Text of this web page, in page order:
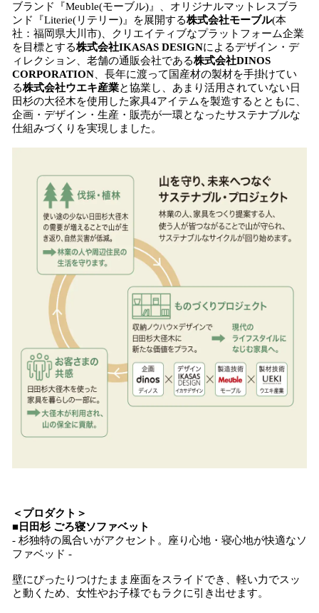
ブランド『Meuble(モーブル)』、オリジナルマットレスブラ
ンド『Literie(リテリー)』を展開する株式会社モーブル(本
社：福岡県大川市)、クリエイティブなプラットフォーム企業
を目標とする株式会社IKASAS DESIGNによるデザイン・デ
ィレクション、老舗の通販会社である株式会社DINOS
CORPORATION 、長年に渡って国産材の製材を手掛けてい
る株式会社ウエキ産業と協業し、あまり活用されていない日
田杉の大径木を使用した家具4アイテムを製造するとともに、
企画・デザイン・生産・販売が一環となったサステナブルな
仕組みづくりを実現しました。
＜プロダクト＞
■日田杉 ごろ寝ソファベット
- 杉独特の風合いがアクセント。座り心地・寝心地が快適なソ
ファベッド -
壁にぴったりつけたまま座面をスライドでき、軽い力でスッ
と動くため、女性やお子様でもラクに引き出せます。